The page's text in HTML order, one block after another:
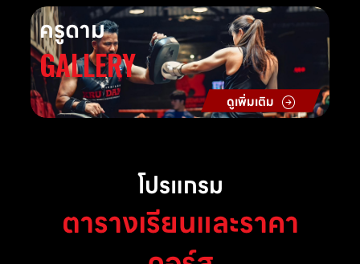
ครูดาม
GALLERY
ดูเพิ่มเติม
โปรแกรม
ตารางเรียนและราคา